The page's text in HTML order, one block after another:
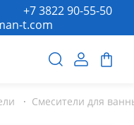
t.com
+7 3822 90-55-50
· Смесители для